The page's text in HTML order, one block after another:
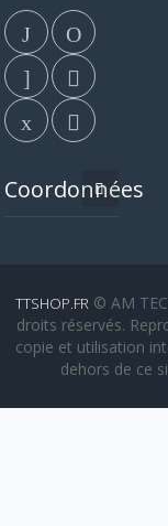
Coordonnées
TTSHOP.FR © AM
droits réservés.
copie et utilisation
dehors de ce